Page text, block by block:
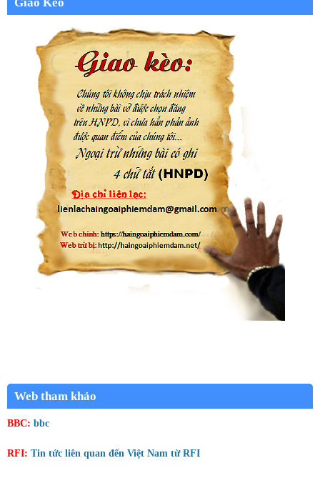
Web tham khảo
BBC: bbc
RFI: Tin tức liên quan đến Việt Nam từ RFI